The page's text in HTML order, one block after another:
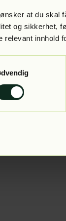
at du skal
og sikkerhet,
relevant innhold
Application